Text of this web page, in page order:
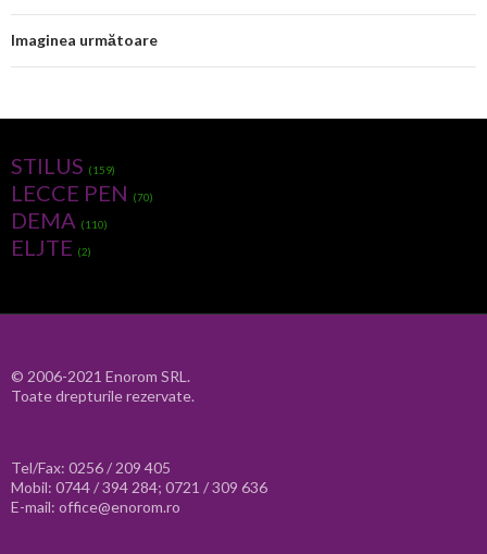
Imaginea următoare
STILUS (159)
LECCE PEN (70)
DEMA (110)
ELJTE (2)
© 2006-2021 Enorom SRL.
Toate drepturile rezervate.
Tel/Fax: 0256 / 209 405
Mobil: 0744 / 394 284; 0721 / 309 636
E-mail: office@enorom.ro